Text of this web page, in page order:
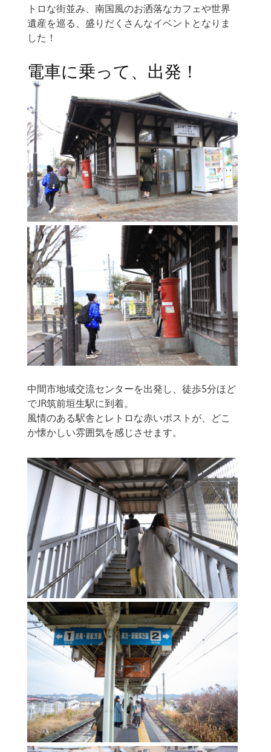
トロな街並み、南国風のお洒落なカフェや世界
遺産を巡る、盛りだくさんなイベントとなりま
した！
電車に乗って、出発！
中間市地域交流センターを出発し、徒歩5分ほど
でJR筑前垣生駅に到着。
風情のある駅舎とレトロな赤いポストが、どこ
か懐かしい雰囲気を感じさせます。